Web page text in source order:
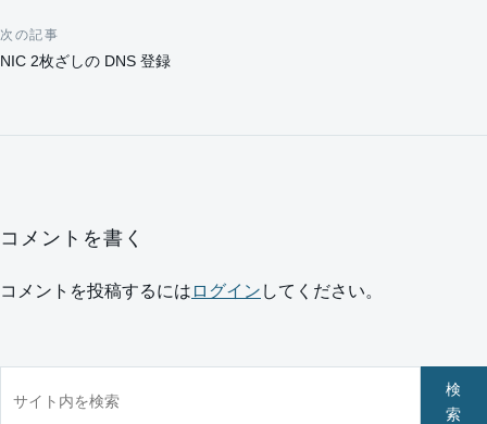
次の記事
NIC 2枚ざしの DNS 登録
コメントを書く
コメントを投稿するには ログイン してください。
検
索